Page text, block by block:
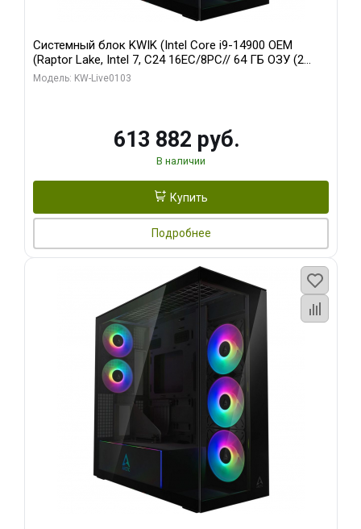
Системный блок KWIK (Intel Core i9-14900 OEM
(Raptor Lake, Intel 7, C24 16EC/8PC// 64 ГБ ОЗУ (2
модуля)/ Afox RTX4090 24GB GDDR6X 384-Bit 3xDP
Модель: KW-Live0103
613 882 руб.
В наличии
Купить
Подробнее